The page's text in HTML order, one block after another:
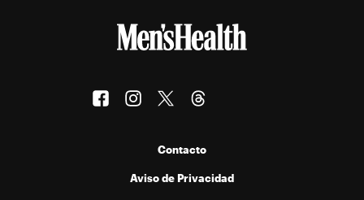
Contacto
Aviso de Privacidad